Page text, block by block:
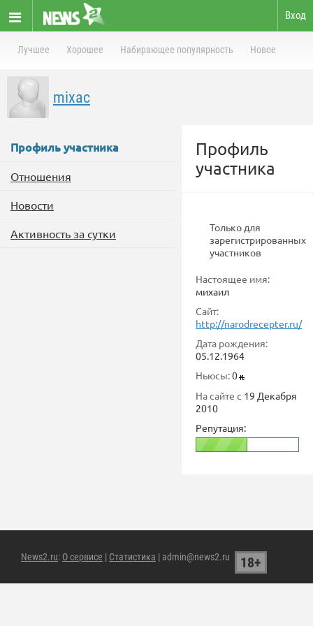
Вход
Лучшее Хорошее Набирающее популярность Новое
mixac
Профиль участника
Отношения
Новости
Активность за сутки
Профиль
участника
Только для
зарегистрированных
участников
Настоящее имя:
михаил
Сайт:
http://narodrecepter.ru/
Дата рождения:
05.12.1964
Ньюсы:0
На сайте с 19 Декабря
2010
Репутация:
News2.ru: О сервисе | Статистика | admin@news2.ru 18+